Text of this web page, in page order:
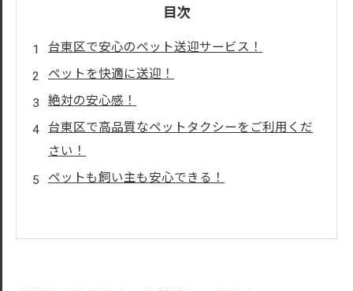
目次
台東区で安心のペット送迎サービス！
ペットを快適に送迎！
絶対の安心感！
台東区で高品質なペットタクシーをご利用くだ
さい！
ペットも飼い主も安心できる！